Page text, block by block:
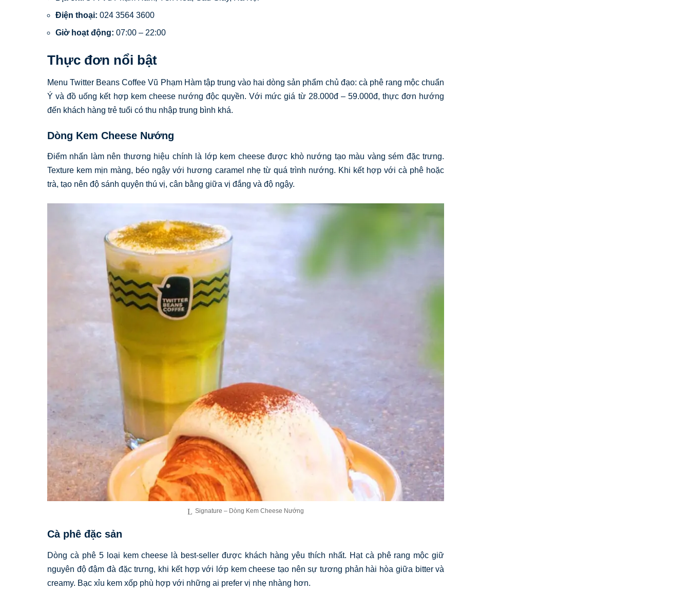
Điện thoại: 024 3564 3600
Giờ hoạt động: 07:00 – 22:00
Thực đơn nổi bật
Menu Twitter Beans Coffee Vũ Phạm Hàm tập trung vào hai dòng sản phẩm chủ đạo: cà phê rang mộc chuẩn
Ý và đồ uống kết hợp kem cheese nướng độc quyền. Với mức giá từ 28.000đ – 59.000đ, thực đơn hướng
đến khách hàng trẻ tuổi có thu nhập trung bình khá.
Dòng Kem Cheese Nướng
Điểm nhấn làm nên thương hiệu chính là lớp kem cheese được khò nướng tạo màu vàng sém đặc trưng.
Texture kem mịn màng, béo ngậy với hương caramel nhẹ từ quá trình nướng. Khi kết hợp với cà phê hoặc
trà, tạo nên độ sánh quyện thú vị, cân bằng giữa vị đắng và độ ngậy.
Signature – Dòng Kem Cheese Nướng
Cà phê đặc sản
Dòng cà phê 5 loại kem cheese là best-seller được khách hàng yêu thích nhất. Hạt cà phê rang mộc giữ
nguyên độ đậm đà đặc trưng, khi kết hợp với lớp kem cheese tạo nên sự tương phản hài hòa giữa bitter và
creamy. Bạc xỉu kem xốp phù hợp với những ai prefer vị nhẹ nhàng hơn.